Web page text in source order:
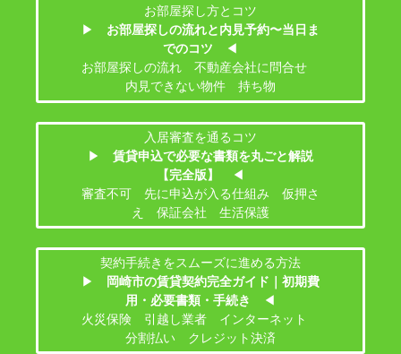
お部屋探し方とコツ
▶
お部屋探しの流れと内見予約〜当日ま
でのコツ
◀
お部屋探しの流れ 不動産会社に問合せ
内見できない物件 持ち物
入居審査を通るコツ
▶
賃貸申込で必要な書類を丸ごと解説
【完全版】
◀
審査不可 先に申込が入る仕組み 仮押さ
え 保証会社 生活保護
契約手続きをスムーズに進める方法
▶
岡崎市の賃貸契約完全ガイド｜初期費
用・必要書類・手続き
◀
火災保険 引越し業者 インターネット
分割払い クレジット決済